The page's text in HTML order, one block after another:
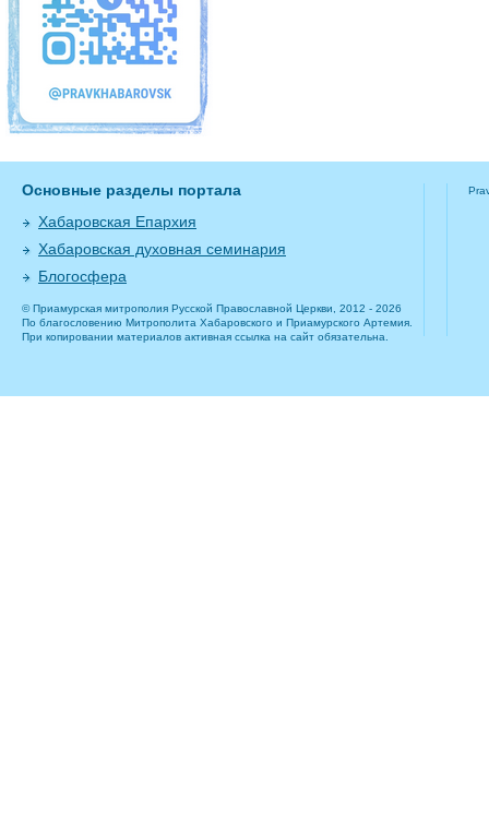
Основные разделы портала
Хабаровская Епархия
Хабаровская духовная семинария
Блогосфера
© Приамурская митрополия Русской Православной Церкви, 2012 - 2026
По благословению Митрополита Хабаровского и Приамурского Артемия.
При копировании материалов активная ссылка на сайт обязательна.